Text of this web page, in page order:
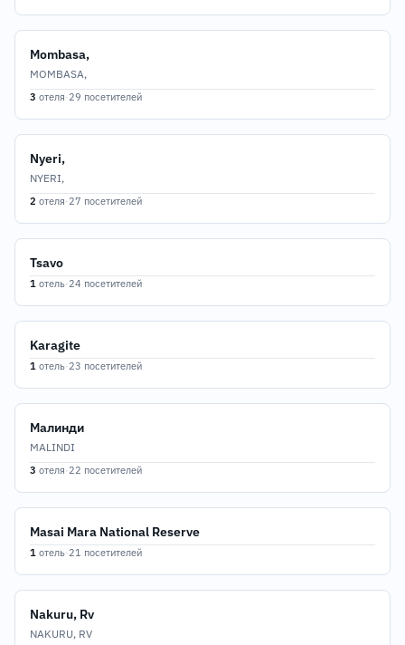
Mombasa,
MOMBASA,
3 отеля·29 посетителей
Nyeri,
NYERI,
2 отеля·27 посетителей
Tsavo
1 отель·24 посетителей
Karagite
1 отель·23 посетителей
Малинди
MALINDI
3 отеля·22 посетителей
Masai Mara National Reserve
1 отель·21 посетителей
Nakuru, Rv
NAKURU, RV